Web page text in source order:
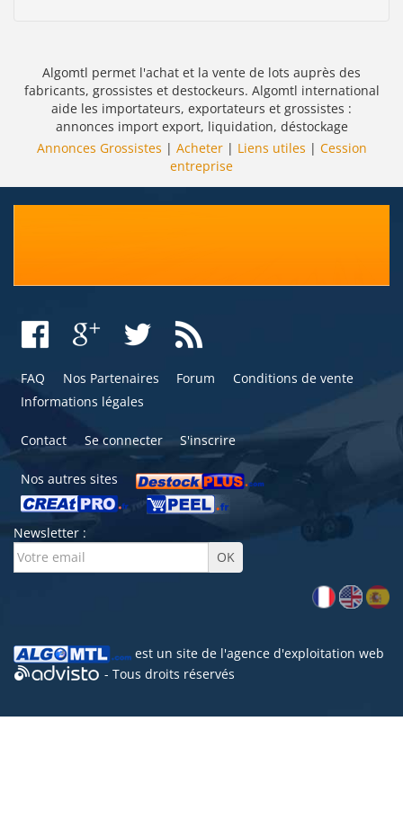
Algomtl permet l'achat et la vente de lots auprès des
fabricants, grossistes et destockeurs. Algomtl international
aide les importateurs, exportateurs et grossistes :
annonces import export, liquidation, déstockage
Annonces Grossistes | Acheter| Liens utiles | Cession
entreprise
FAQ Nos Partenaires Forum
Conditions de vente
Informations légales
Contact Se connecter S'inscrire
Nos autres sites
Newsletter :
est un site de l'agence d'exploitation web
- Tous droits réservés